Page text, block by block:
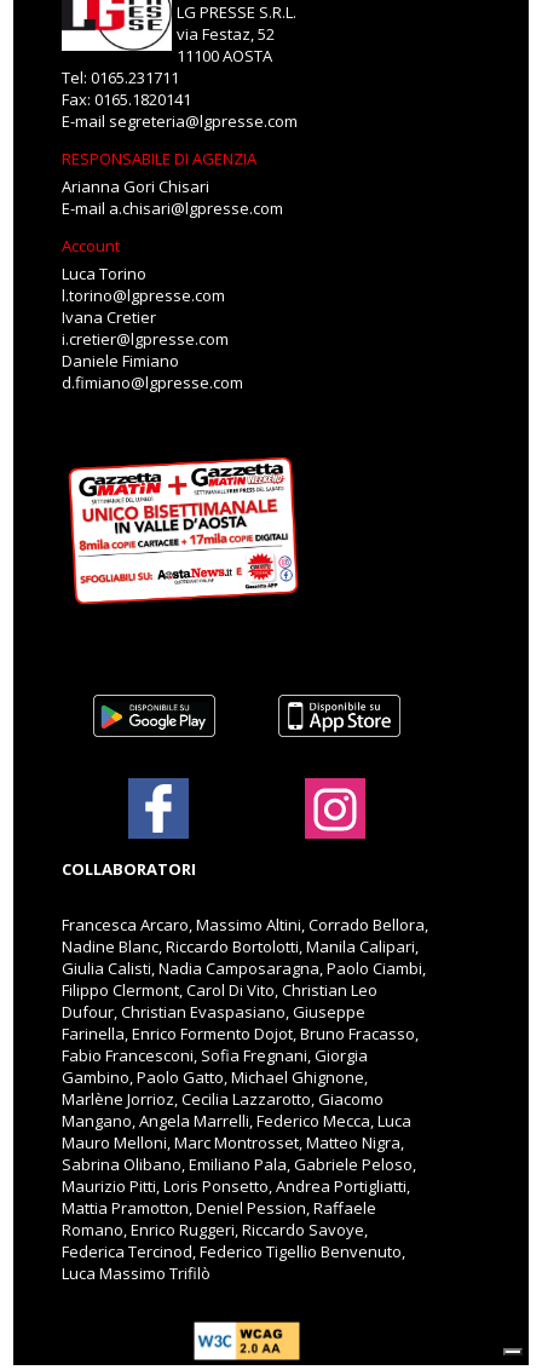
LG PRESSE S.R.L.
via Festaz, 52
11100 AOSTA
Tel: 0165.231711
Fax: 0165.1820141
E-mail segreteria@lgpresse.com
RESPONSABILE DI AGENZIA
Arianna Gori Chisari
E-mail a.chisari@lgpresse.com
Account
Luca Torino
l.torino@lgpresse.com
Ivana Cretier
i.cretier@lgpresse.com
Daniele Fimiano
d.fimiano@lgpresse.com
COLLABORATORI
Francesca Arcaro, Massimo Altini, Corrado Bellora,
Nadine Blanc, Riccardo Bortolotti, Manila Calipari,
Giulia Calisti, Nadia Camposaragna, Paolo Ciambi,
Filippo Clermont, Carol Di Vito, Christian Leo
Dufour, Christian Evaspasiano, Giuseppe
Farinella, Enrico Formento Dojot, Bruno Fracasso,
Fabio Francesconi, Sofia Fregnani, Giorgia
Gambino, Paolo Gatto, Michael Ghignone,
Marlène Jorrioz, Cecilia Lazzarotto, Giacomo
Mangano, Angela Marrelli, Federico Mecca, Luca
Mauro Melloni, Marc Montrosset, Matteo Nigra,
Sabrina Olibano, Emiliano Pala, Gabriele Peloso,
Maurizio Pitti, Loris Ponsetto, Andrea Portigliatti,
Mattia Pramotton, Deniel Pession, Raffaele
Romano, Enrico Ruggeri, Riccardo Savoye,
Federica Tercinod, Federico Tigellio Benvenuto,
Luca Massimo Trifilò